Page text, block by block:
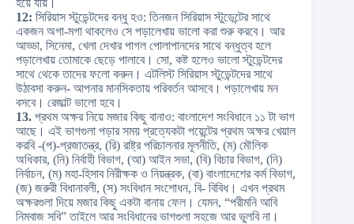
হয়ে যায়।
12: সিরিয়াস স্টুডেন্টদের বন্ধু হও: তিনজন সিরিয়াস স্টুডেন্টের সাথে
একজন অগা-মগা থাকলেও সে পড়ালেখায় ভালো করা শুরু করবে। আর
আড্ডা, সিনেমা, খেলা দেখার পাগল পোলাপানদের সাথে বন্ধুত্ব হলে
পড়ালেখায় তোমাকে ছেড়ে পালাবে। সো, কষ্ট হলেও ভালো স্টুডেন্টদের
সাথে থেকে তাদের ফলো করুন। এটলিস্ট সিরিয়াস স্টুডেন্টদের সাথে
উঠাবসা করুন- আপনার মানসিকতায় পরিবর্তন আসবে। পড়ালেখায় মন
বসবে। রেজাল্ট ভালো হবে।
13. প্রথম অক্ষর নিয়ে মজার কিছু বানাও: বাংলাদেশ সংবিধানে ১১ টা ভাগ
আছে। এই ভাগগুলা পড়ার সময় প্রত্যেকটা পয়েন্টের প্রথম অক্ষর খেয়াল
করবি -(প)-প্রজাতন্ত্র, (রি) রাষ্ট্র পরিচালনার মূলনীতি, (ম) মৌলিক
অধিকার, (নি) নির্বাহী বিভাগ, (আ) আইন সভা, (বি) বিচার বিভাগ, (নি)
নির্বাচন, (ম) মহা-হিসাব নিরীক্ষক ও নিয়ন্ত্রক, (বা) বাংলাদেশের কর্ম বিভাগ,
(জ) জরুরী বিধানাবলী, (স) সংবিধান সংশোধন, বি- বিবিধ। এখন প্রথম
অক্ষরগুলা দিয়ে মজার কিছু একটা বানায় ফেল। যেমন, “পরীমনি আবি
নিমবাজ সবি” তাইলে আর সংবিধানের ভাগগুলা সহজে আর ভুলবি না।